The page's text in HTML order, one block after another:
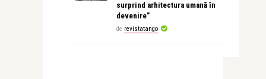
surprind arhitectura umană în
devenire”
de revistatango